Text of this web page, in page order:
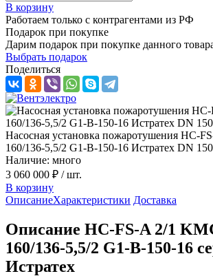
В корзину
Работаем только с контрагентами из РФ
Подарок при покупке
Дарим подарок при покупке данного
Выбрать подарок
Поделиться
Насосная установка пожаротушения HC-
160/136-5,5/2 G1-B-150-16 Истратех DN 150
Наличие: много
3 060 000 ₽ / шт.
В корзину
ОписаниеХарактеристики Доставка
Описание HC-FS-A 2/1
160/136-5,5/2 G1-B-150-16
Истратех